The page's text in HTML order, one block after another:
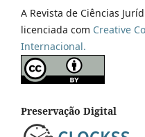
A Revista de Ciências
licenciada com Creative
Internacional.
Preservação Digital